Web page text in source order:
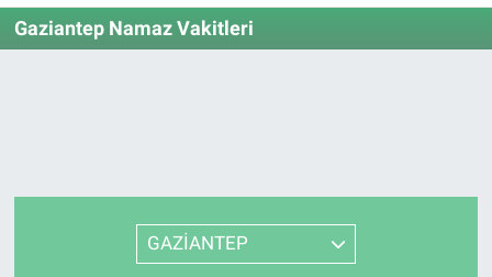
Gaziantep Namaz Vakitleri
GAZİANTEP
Proses Otomasyonu
Depolama Çözümleri
İnşaat ve Malzeme